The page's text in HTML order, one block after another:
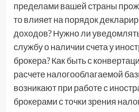
пределами вашей страны
то влияет на порядок
доходов? Нужно ли
службу о наличии счета у
брокера? Как быть с
расчете налогооблагаемой
возникают при работе с
брокерами с точки зрения